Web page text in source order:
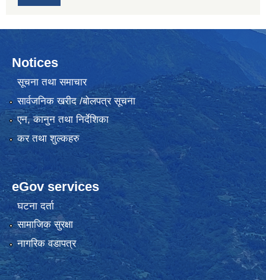
Notices
सूचना तथा समाचार
सार्वजनिक खरीद /बोलपत्र सूचना
एन, कानुन तथा निर्देशिका
कर तथा शुल्कहरु
eGov services
घटना दर्ता
सामाजिक सुरक्षा
नागरिक वडापत्र